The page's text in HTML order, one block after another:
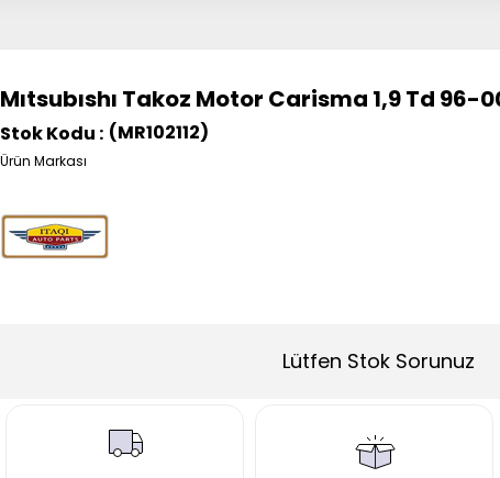
Mıtsubıshı Takoz Motor Carisma 1,9 Td 96-
(MR102112)
Lütfen Stok Sorunuz